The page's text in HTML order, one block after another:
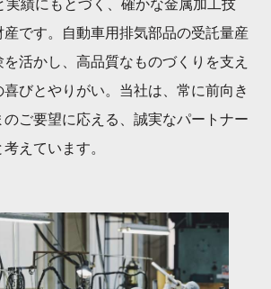
実績にもとづく、確かな金属加工技
です。自動車用排気部品の受託量産
活かし、高品質なものづくりを支え
びとやりがい。当社は、常に前向き
ご要望に応える、誠実なパートナー
えています。